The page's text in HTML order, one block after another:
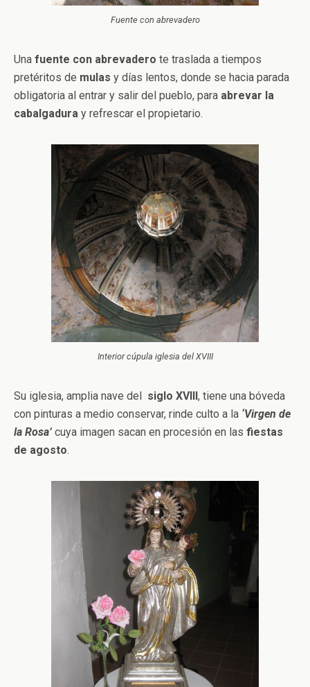
Fuente con abrevadero
Una fuente con abrevadero te traslada a tiempos
pretéritos de mulas y días lentos, donde se hacia parada
obligatoria al entrar y salir del pueblo, para abrevar la
cabalgadura y refrescar el propietario.
Interior cúpula iglesia del XVIII
Su iglesia, amplia nave del siglo XVIII , tiene una bóveda
con pinturas a medio conservar, rinde culto a la ‘Virgen de
la Rosa’ cuya imagen sacan en procesión en las fiestas
de agosto.